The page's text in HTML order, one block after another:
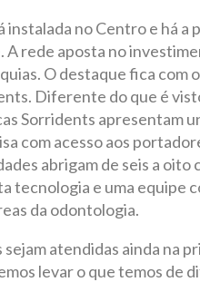
no Centro e há a
rede aposta no
O destaque fica com
Diferente do que é
Sorridents apresentam
com acesso aos
abrigam de seis a oito
tecnologia e uma equipe
da odontologia.
atendidas ainda na
levar o que temos de